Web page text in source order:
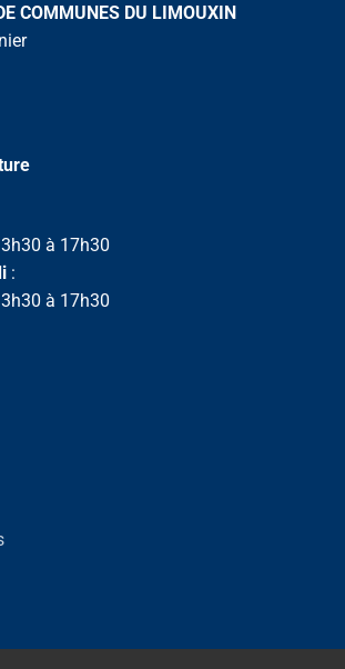
COMMUNES DU LIMOUXIN
à 17h30
:
à 17h30